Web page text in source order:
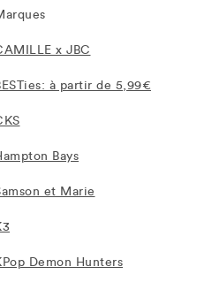
x JBC
à partir de 5,99€
Bays
et Marie
Demon Hunters